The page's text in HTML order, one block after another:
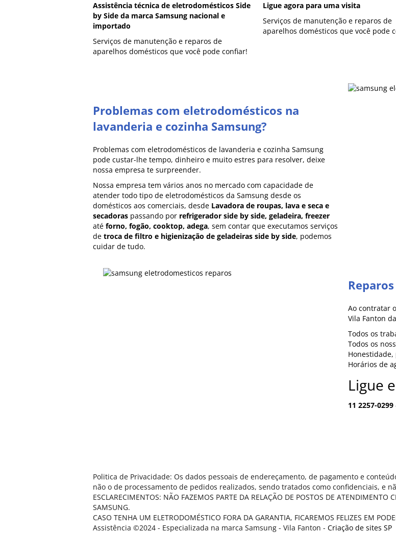
Assistência técnica de eletrodomésticos Side
by Side da marca Samsung nacional e
importado
Serviços de manutenção e reparos de
aparelhos domésticos que você pode confiar!
Ligue agora para uma visita
Serviços de manutenção e reparos de
aparelhos domésticos que você pode
Problemas com eletrodomésticos na
lavanderia e cozinha Samsung?
Problemas com eletrodomésticos de lavanderia e cozinha Samsung
pode custar-lhe tempo, dinheiro e muito estres para resolver, deixe
nossa empresa te surpreender.
Nossa empresa tem vários anos no mercado com capacidade de
atender todo tipo de eletrodomésticos da Samsung desde os
domésticos aos comerciais, desde Lavadora de roupas, lava e seca e
secadoras passando por refrigerador side by side, geladeira, freezer
até forno, fogão, cooktop, adega, sem contar que executamos serviços
de troca de filtro e higienização de geladeiras side by side, podemos
cuidar de tudo.
Ao contratar
Vila Fanton
Todos os
Todos os
Horários de
Ligue
11 2257-0299
Politica de Privacidade: Os dados pessoais de endereçamento, de pagamento e
não o de processamento de pedidos realizados, sendo tratados como confidenciais, e
ESCLARECIMENTOS: NÃO FAZEMOS PARTE DA RELAÇÃO DE POSTOS DE ATENDIMENTO
SAMSUNG.
CASO TENHA UM ELETRODOMÉSTICO FORA DA GARANTIA, FICAREMOS FELIZES EM
Assistência ©2024 - Especializada na marca Samsung - Vila Fanton - Criação de sites SP